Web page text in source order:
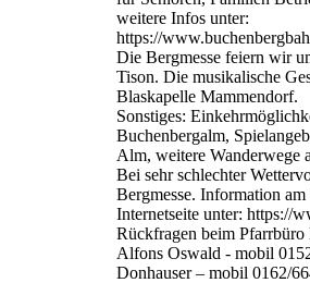
weitere Infos unter:
https://
Die Bergmesse feiern wir
Tison. Die musikalische
Blaskapelle Mammendorf.
Sonstiges:
Buchenbergalm,
Alm, weitere Wanderwege
Bei sehr schlechter
Bergmesse. Information
Internetseite unter: https://
Rückfragen beim
Alfons Oswald - mobil
Donhauser – mobil 0162/